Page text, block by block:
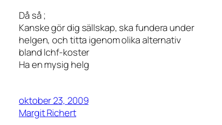
Då så ;
Kanske gör dig sällskap, ska fundera under
helgen, och titta igenom olika alternativ
bland lchf-koster
Ha en mysig helg
oktober 23, 2009
Margit Richert